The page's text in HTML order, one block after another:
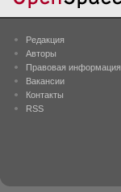
Редакция
Авторы
Правовая информация
Вакансии
Контакты
RSS